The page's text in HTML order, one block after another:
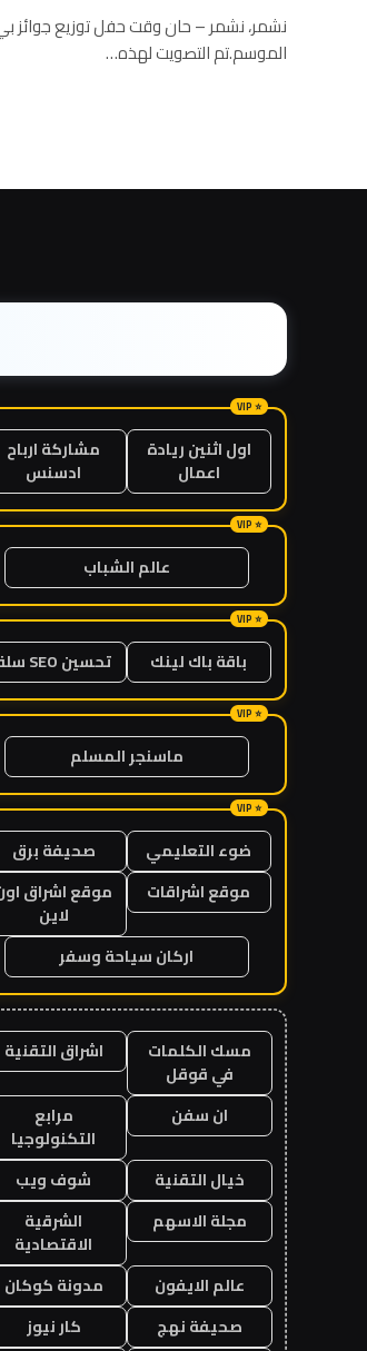
نشمر، نشمر – حان وقت حفل توزيع جوائز
الموسم.تم التصويت لهذه…
اول اثنين ريادة
اعمال
مشاركة ارباح
ادسنس
عالم الشباب
باقة باك لينك تحسين SEO سلة
ماسنجر المسلم
ضوء التعليمي
صحيفة برق
موقع اشراقات
موقع اشراق
لاين
اركان سياحة وسفر
مسك الكلمات
في قوقل
اشراق التقنية
ان سفن
مرابع
التكنولوجيا
خيال التقنية
شوف ويب
مجلة الاسهم
الشرقية
الاقتصادية
عالم الايفون
مدونة كوكان
صحيفة نهج
كار نيوز